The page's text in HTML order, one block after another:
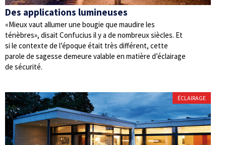
Des applications lumineuses
«Mieux vaut allumer une bougie que maudire les
ténèbres», disait Confucius il y a de nombreux siècles. Et
si le contexte de l’époque était très différent, cette
parole de sagesse demeure valable en matière d’éclairage
de sécurité.
ÉCLAIRAGE